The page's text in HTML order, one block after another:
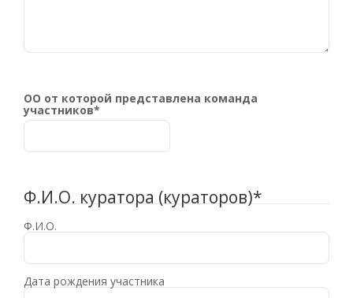
ОО от которой представлена команда
участников*
Ф.И.О. куратора (кураторов)*